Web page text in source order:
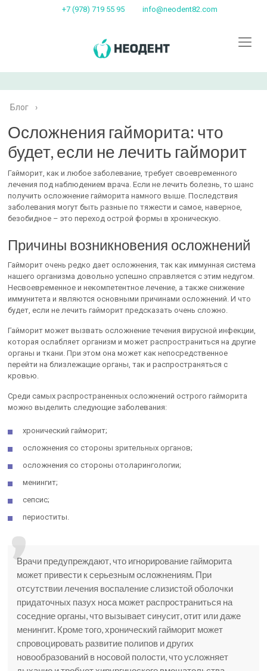
+7 (978) 719 55 95 info@neodent82.com
Блог ›
Осложнения гайморита: что
будет, если не лечить гайморит
Гайморит, как и любое заболевание, требует своевременного
лечения под наблюдением врача. Если не лечить болезнь, то шанс
получить осложнение гайморита намного выше. Последствия
заболевания могут быть разные по тяжести и самое, наверное,
безобидное – это переход острой формы в хроническую.
Причины возникновения осложнений
Гайморит очень редко дает осложнения, так как иммунная система
нашего организма довольно успешно справляется с этим недугом.
Несвоевременное и некомпетентное лечение, а также снижение
иммунитета и являются основными причинами осложнений. И что
будет, если не лечить гайморит предсказать очень сложно.
Гайморит может вызвать осложнение течения вирусной инфекции,
которая ослабляет организм и может распространиться на другие
органы и ткани. При этом она может как непосредственное
перейти на близлежащие органы, так и распространяться с
кровью.
Среди самых распространенных осложнений острого гайморита
можно выделить следующие заболевания:
хронический гайморит;
осложнения со стороны зрительных органов;
осложнения со стороны отоларингологии;
менингит;
сепсис;
периоститы.
Врачи предупреждают, что игнорирование гайморита
может привести к серьезным осложнениям. При
отсутствии лечения воспаление слизистой оболочки
придаточных пазух носа может распространиться на
соседние органы, что вызывает синусит, отит или даже
менингит. Кроме того, хронический гайморит может
спровоцировать развитие полипов и других
новообразований в носовой полости, что усложняет